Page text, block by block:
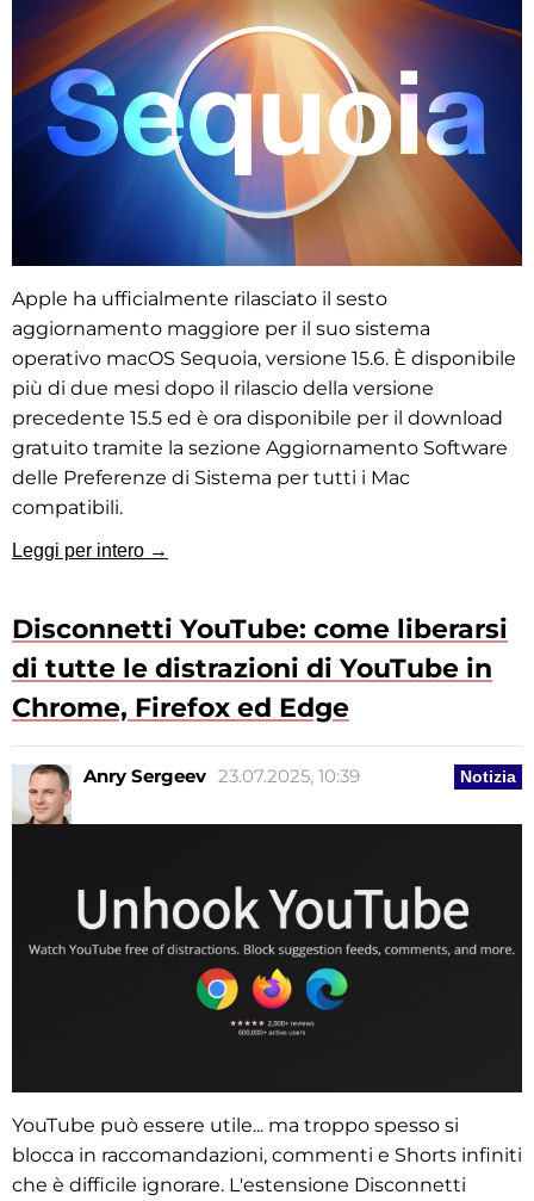
Apple ha ufficialmente rilasciato il sesto
aggiornamento maggiore per il suo sistema
operativo macOS Sequoia, versione 15.6. È disponibile
più di due mesi dopo il rilascio della versione
precedente 15.5 ed è ora disponibile per il download
gratuito tramite la sezione Aggiornamento Software
delle Preferenze di Sistema per tutti i Mac
compatibili.
Leggi per intero →
Disconnetti YouTube: come liberarsi
di tutte le distrazioni di YouTube in
Chrome, Firefox ed Edge
Notizia
Anry Sergeev 23.07.2025, 10:39
YouTube può essere utile... ma troppo spesso si
blocca in raccomandazioni, commenti e Shorts infiniti
che è difficile ignorare. L'estensione Disconnetti